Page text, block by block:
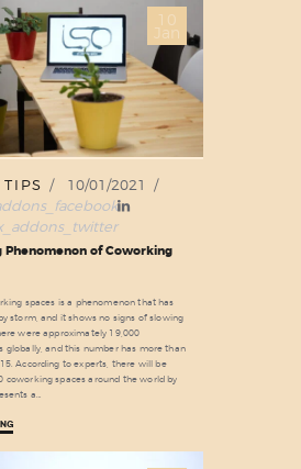
10
Jan
TIPS
10/01/2021
Phenomenon of Coworking
spaces is a phenomenon that has
storm, and it shows no signs of slowing
were approximately 19,000
globally, and this number has more than
According to experts, there will be
coworking spaces around the world by
a…